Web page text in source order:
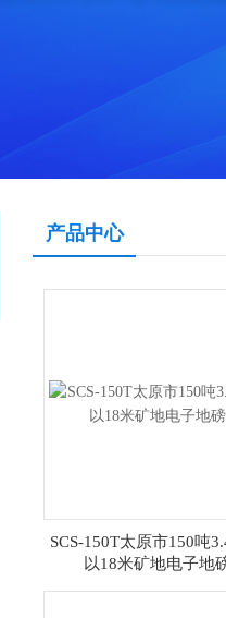
产品中心
SCS-150T太原市150吨
以18米矿地电子地